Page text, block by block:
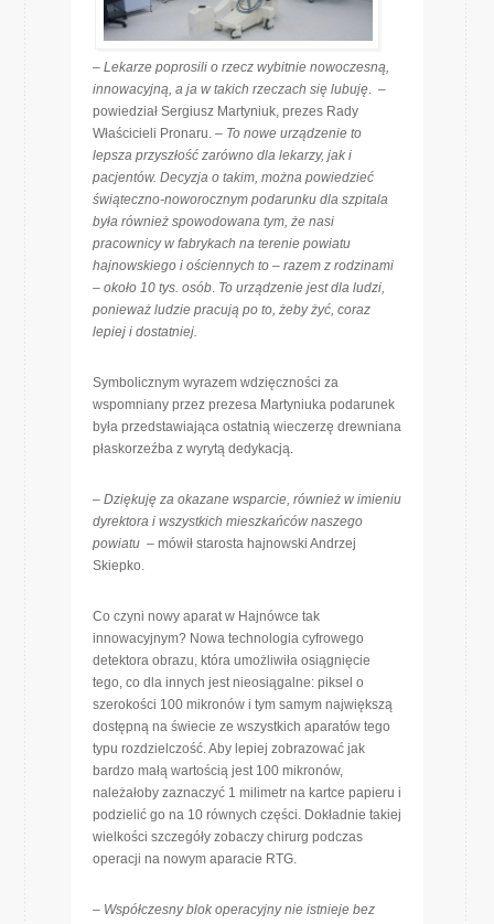
– Lekarze poprosili o rzecz wybitnie nowoczesną,
innowacyjną, a ja w takich rzeczach się lubuję. –
powiedział Sergiusz Martyniuk, prezes Rady
Właścicieli Pronaru. – To nowe urządzenie to
lepsza przyszłość zarówno dla lekarzy, jak i
pacjentów. Decyzja o takim, można powiedzieć
świąteczno-noworocznym podarunku dla szpitala
była również spowodowana tym, że nasi
pracownicy w fabrykach na terenie powiatu
hajnowskiego i ościennych to – razem z rodzinami
– około 10 tys. osób. To urządzenie jest dla ludzi,
ponieważ ludzie pracują po to, żeby żyć, coraz
lepiej i dostatniej.
Symbolicznym wyrazem wdzięczności za
wspomniany przez prezesa Martyniuka podarunek
była przedstawiająca ostatnią wieczerzę drewniana
płaskorzeźba z wyrytą dedykacją.
– Dziękuję za okazane wsparcie, również w imieniu
dyrektora i wszystkich mieszkańców naszego
powiatu – mówił starosta hajnowski Andrzej
Skiepko.
Co czyni nowy aparat w Hajnówce tak
innowacyjnym? Nowa technologia cyfrowego
detektora obrazu, która umożliwiła osiągnięcie
tego, co dla innych jest nieosiągalne: piksel o
szerokości 100 mikronów i tym samym największą
dostępną na świecie ze wszystkich aparatów tego
typu rozdzielczość. Aby lepiej zobrazować jak
bardzo małą wartością jest 100 mikronów,
należałoby zaznaczyć 1 milimetr na kartce papieru i
podzielić go na 10 równych części. Dokładnie takiej
wielkości szczegóły zobaczy chirurg podczas
operacji na nowym aparacie RTG.
– Współczesny blok operacyjny nie istnieje bez